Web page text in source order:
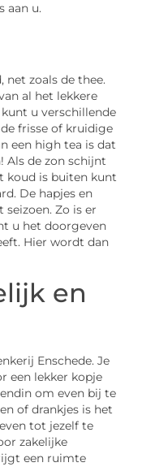
aan u.
net zoals de thee.
al het lekkere
u verschillende
frisse of kruidige
een high tea is dat
Als de zon schijnt
koud is buiten kunt
De hapjes en
seizoen. Zo is er
u het doorgeven
Hier wordt dan
en
Enschede. Je
een lekker kopje
om even bij te
of drankjes is het
tot jezelf te
zakelijke
een ruimte